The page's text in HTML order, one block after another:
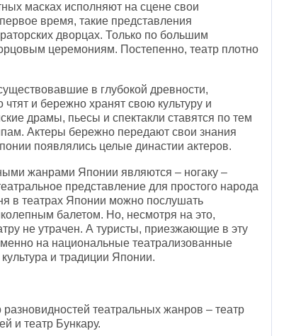
масках исполняют на сцене свои
время, такие представления
дворцах. Только по большим
церемониям. Постепенно, театр плотно
в глубокой древности,
и бережно хранят свою культуру и
драмы, пьесы и спектакли ставятся по тем
Актеры бережно передают свои знания
появлялись целые династии актеров.
жанрами Японии являются – ногаку –
представление для простого народа
в театрах Японии можно послушать
балетом. Но, несмотря на это,
не утрачен. А туристы, приезжающие в эту
на национальные театрализованные
и традиции Японии.
театральных жанров – театр
и театр Бункару.